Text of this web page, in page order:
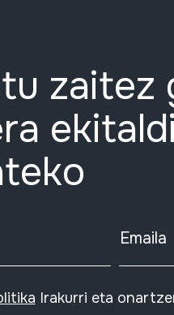
zaitez
Emaila
Irakurri eta